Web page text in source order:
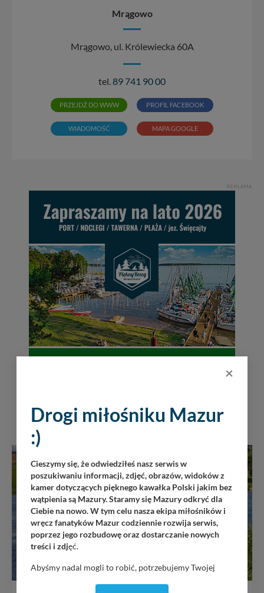
Mrągowo
Mrągowo, ul. Królewiecka 60A
tel.89 741 90 00
PRZEJDŹ DO WWW PROFIL FACEBOOK
WIADOMOŚĆ MAPA GOOGLE
REKLAMA
INNE W OKOLICY
×
Drogi miłośniku Mazur
:)
Cieszymy się, że odwiedziłeś nasz serwis w
poszukiwaniu informacji, zdjęć, obrazów, widoków z
kamer dotyczących pięknego kawałka Polski jakim bez
wątpienia są Mazury. Staramy się Mazury odkryć dla
Ciebie na nowo. W tym celu nasza ekipa miłośników i
wręcz fanatyków Mazur codziennie rozwija serwis,
poprzez jego rozbudowę oraz dostarczanie nowych
treści i zdjęć.
Abyśmy nadal mogli to robić, potrzebujemy Twojej